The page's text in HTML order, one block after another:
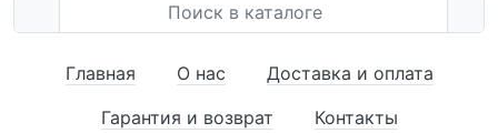
Главная О нас
Доставка и оплата
Гарантия и возврат
Контакты